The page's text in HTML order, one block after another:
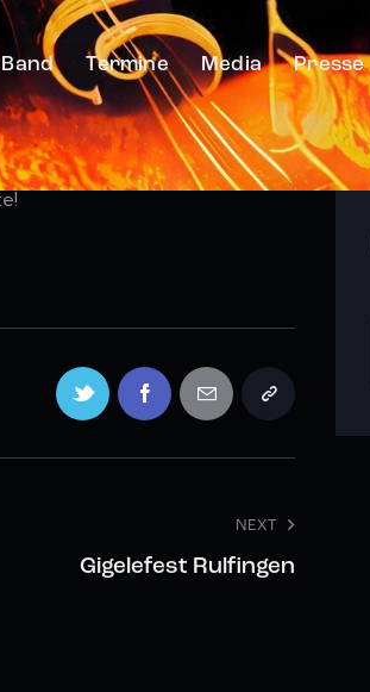
Band Termine Media Presse
Es heisst DER Torkel und dort
Heute ist das eine ideale
NEXT
Gigelefest Rulfingen